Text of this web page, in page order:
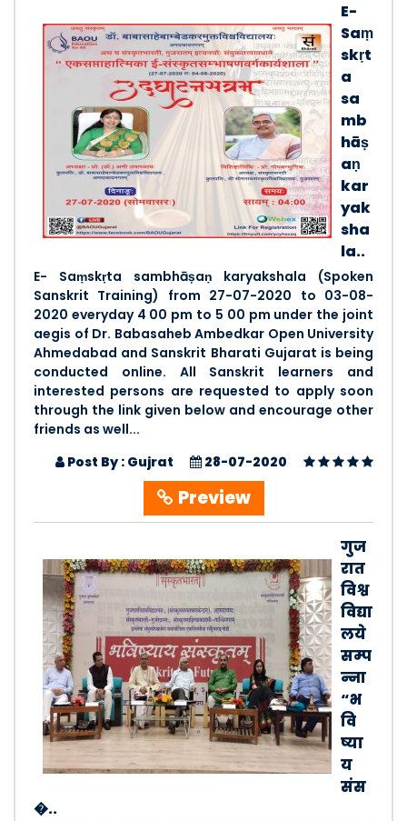
E-
Saṃ
skṛt
a
sa
mb
hāṣ
aṇ
kar
yak
sha
la..
E- Saṃskṛta sambhāṣaṇ karyakshala (Spoken
Sanskrit Training) from 27-07-2020 to 03-08-
2020 everyday 4 00 pm to 5 00 pm under the joint
aegis of Dr. Babasaheb Ambedkar Open University
Ahmedabad and Sanskrit Bharati Gujarat is being
conducted online. All Sanskrit learners and
interested persons are requested to apply soon
through the link given below and encourage other
friends as well...
Post By : Gujrat
28-07-2020
Preview
गुज
रात
विश्व
विद्या
लये
सम्प
न्ना
“भ
वि
ष्या
य
संस
�..